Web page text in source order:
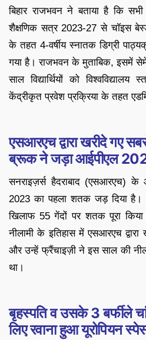
बिहार राजभवन ने बताया है कि सभी
शैक्षणिक सत्र 2023-27 से चॉइस
के तहत 4-वर्षीय स्नातक डिग्री
गया है। राजभवन के मुताबिक, इसमें
साल विद्यार्थियों को
केंद्रीकृत प्रवेश प्रक्रिया के तहत
एसआरएच द्वारा खरीदे गए
ब्रूक ने जड़ा आईपीएल
सनराइज़र्स हैदराबाद (एसआरएच)
2023 का पहला शतक जड़ दिया
खिलाफ 55 गेंदों पर शतक पूरा
नीलामी के इतिहास में एसआरएच
और उन्हें फ्रैंचाइज़ी ने इस साल की
था।
बृहस्पति व उसके 3 बर्फीले
लिए रवाना हुआ यूरोपियन